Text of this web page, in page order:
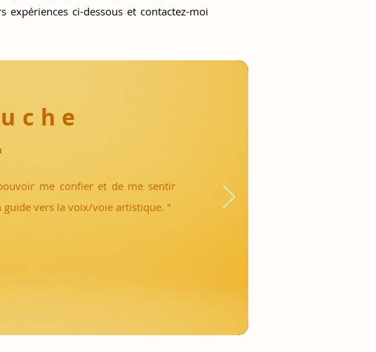
ci-dessous et contactez-moi
me confier et de me sentir
vers la voix/voie artistique. "